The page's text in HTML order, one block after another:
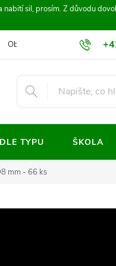
sil, prosím. Z důvodu
Obchodní podmínky
TYPU ŠKOLA
mm - 66 ks